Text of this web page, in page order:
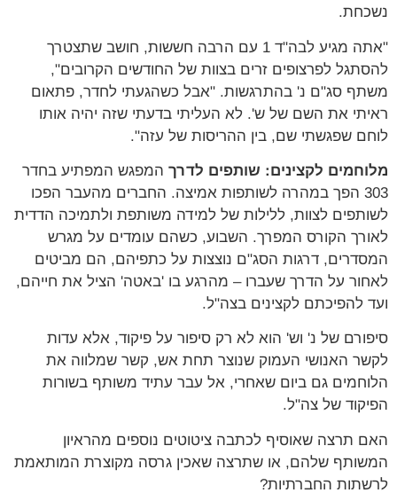
"אתה מגיע לבה"ד 1 עם הרבה חששות, חושב שתצטרך
לפרצופים זרים בצוות של החודשים הקרובים",
סג"ם נ' בהתרגשות. "אבל כשהגעתי לחדר, פתאום
את השם של ש'. לא העליתי בדעתי שזה יהיה אותו
שפגשתי שם, בין ההריסות של עזה".
לקצינים: שותפים לדרךהמפגש המפתיע בחדר
303 הפך במהרה לשותפות אמיצה. החברים מהעבר הפכו
לצוות, ללילות של למידה משותפת ולתמיכה הדדית
הקורס המפרך. השבוע, כשהם עומדים על מגרש
דרגות הסג"ם נוצצות על כתפיהם, הם מביטים
על הדרך שעברו – מהרגע בו 'באטה' הציל את חייהם,
להפיכתם לקצינים בצה"ל.
של נ' וש' הוא לא רק סיפור על פיקוד, אלא עדות
האנושי העמוק שנוצר תחת אש, קשר שמלווה את
גם ביום שאחרי, אל עבר עתיד משותף בשורות
של צה"ל.
תרצה שאוסיף לכתבה ציטוטים נוספים מהראיון
שלהם, או שתרצה שאכין גרסה מקוצרת המותאמת
החברתיות?